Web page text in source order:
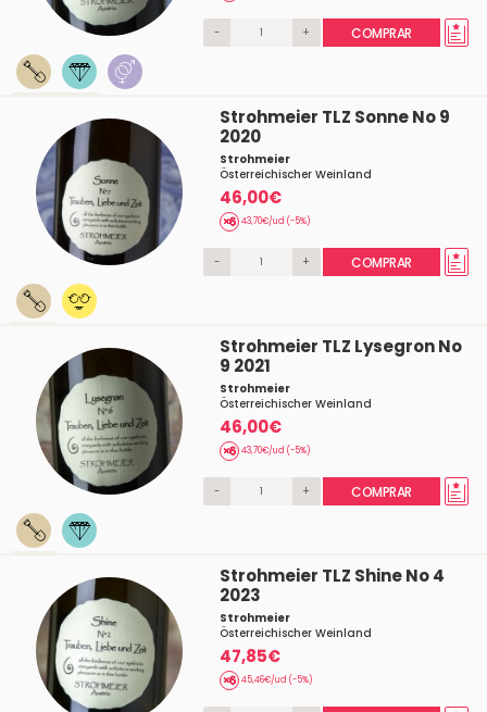
- + COMPRAR
Strohmeier TLZ Sonne No 9
2020
Strohmeier
Österreichischer Weinland
46,00€
43,70€/ud (-5%)
- + COMPRAR
Strohmeier TLZ Lysegron No
9 2021
Strohmeier
Österreichischer Weinland
46,00€
43,70€/ud (-5%)
- + COMPRAR
Strohmeier TLZ Shine No 4
2023
Strohmeier
Österreichischer Weinland
47,85€
45,46€/ud (-5%)